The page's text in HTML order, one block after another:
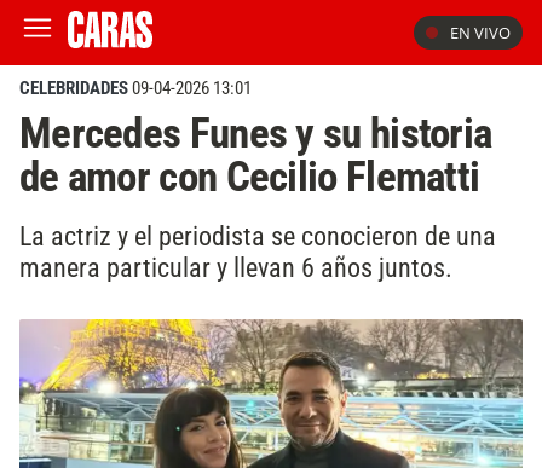
EN VIVO
CELEBRIDADES09-04-2026 13:01
Mercedes Funes y su historia
de amor con Cecilio Flematti
La actriz y el periodista se conocieron de una
manera particular y llevan 6 años juntos.